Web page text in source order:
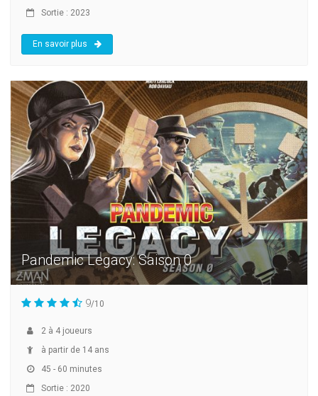
Sortie : 2023
En savoir plus
Pandemic Legacy: Saison 0
9/10
2 à 4 joueurs
à partir de 14 ans
45 - 60 minutes
Sortie : 2020